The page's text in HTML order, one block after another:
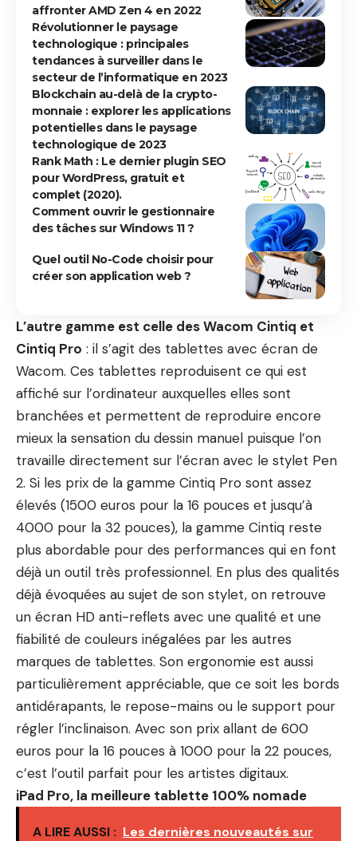
affronter AMD Zen 4 en 2022
Révolutionner le paysage
technologique : principales
tendances à surveiller dans le
secteur de l’informatique en 2023
Blockchain au-delà de la crypto-
monnaie : explorer les applications
potentielles dans le paysage
technologique de 2023
Rank Math : Le dernier plugin SEO
pour WordPress, gratuit et
complet (2020).
Comment ouvrir le gestionnaire
des tâches sur Windows 11 ?
Quel outil No-Code choisir pour
créer son application web ?
L’autre gamme est celle des Wacom Cintiq et
Cintiq Pro : il s’agit des tablettes avec écran de
Wacom. Ces tablettes reproduisent ce qui est
affiché sur l’ordinateur auxquelles elles sont
branchées et permettent de reproduire encore
mieux la sensation du dessin manuel puisque l’on
travaille directement sur l’écran avec le stylet Pen
2. Si les prix de la gamme Cintiq Pro sont assez
élevés (1500 euros pour la 16 pouces et jusqu’à
4000 pour la 32 pouces), la gamme Cintiq reste
plus abordable pour des performances qui en font
déjà un outil très professionnel. En plus des qualités
déjà évoquées au sujet de son stylet, on retrouve
un écran HD anti-reflets avec une qualité et une
fiabilité de couleurs inégalées par les autres
marques de tablettes. Son ergonomie est aussi
particulièrement appréciable, que ce soit les bords
antidérapants, le repose-mains ou le support pour
régler l’inclinaison. Avec son prix allant de 600
euros pour la 16 pouces à 1000 pour la 22 pouces,
c’est l’outil parfait pour les artistes digitaux.
iPad Pro, la meilleure tablette 100% nomade
A LIRE AUSSI : Les dernières nouveautés sur